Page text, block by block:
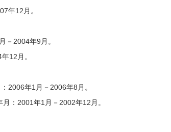
年12月。
－2004年9月。
12月。
2006年1月－2006年8月。
：2001年1月－2002年12月。